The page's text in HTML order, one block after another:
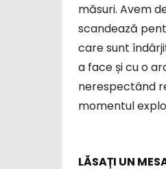
măsuri. Avem
scandează
care sunt
a face și cu o
nerespectând
momentul
LĂSAȚI UN